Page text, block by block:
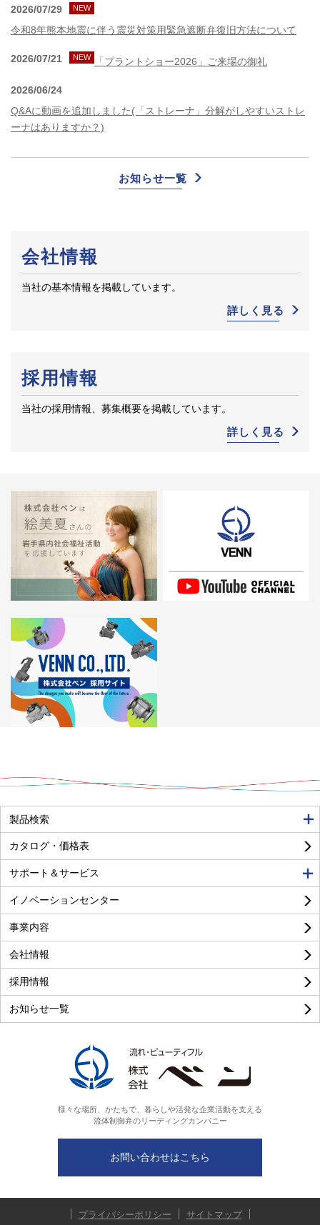
2026/07/29
令和8年熊本地震に伴う震災対策用緊急遮断弁復旧方法について
NEW
2026/07/21 「プラントショー2026」ご来場の御礼
NEW
2026/06/24
Q&Aに動画を追加しました(「ストレーナ」分解がしやすいストレ
ーナはありますか？)
お知らせ一覧
会社情報
当社の基本情報を掲載しています。
詳しく見る
採用情報
当社の採用情報、募集概要を掲載しています。
詳しく見る
様々な場所、かたちで、暮らしや活発な企業活動を支える
流体制御弁のリーディングカンパニー
お問い合わせはこちら
製品検索
カタログ・価格表
サポート＆サービス
イノベーションセンター
事業内容
会社情報
採用情報
お知らせ一覧
プライバシーポリシー サイトマップ